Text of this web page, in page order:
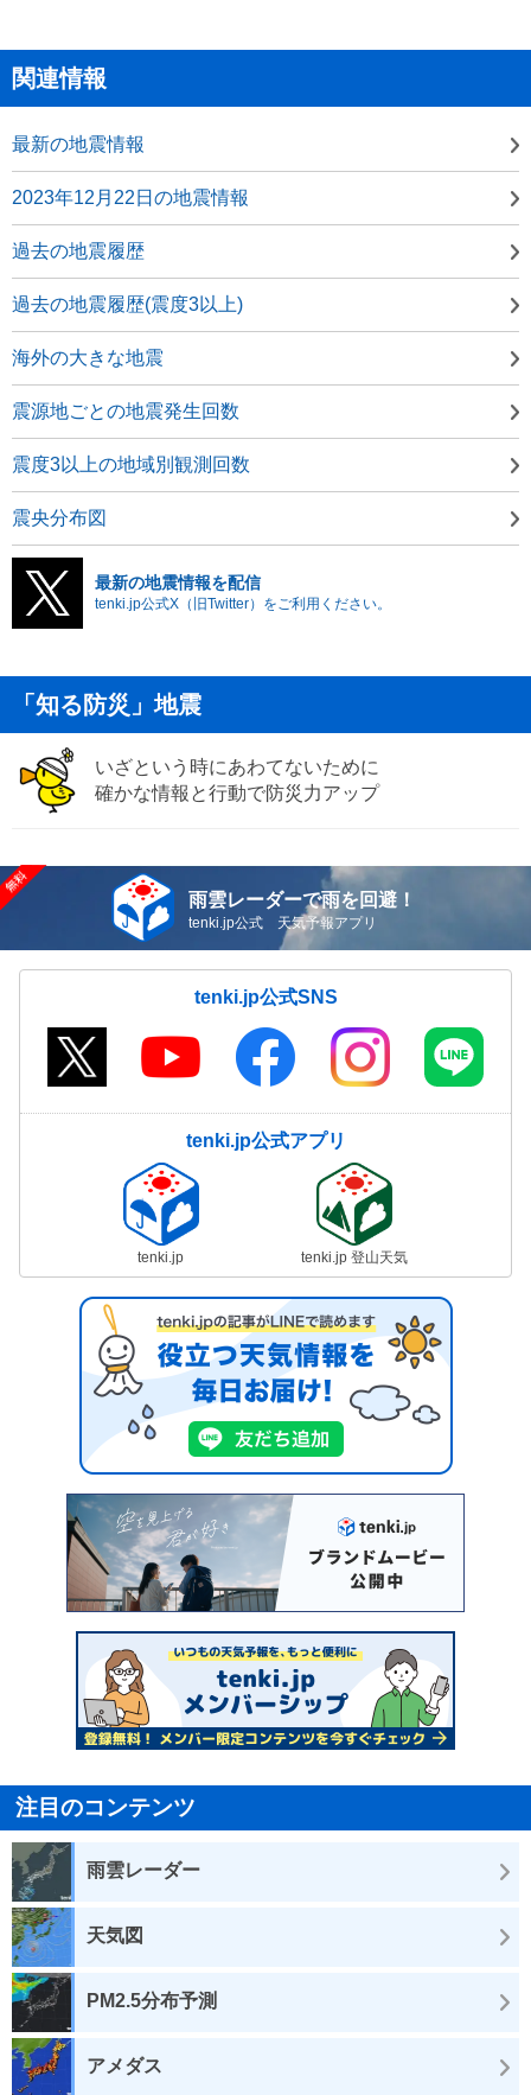
関連情報
最新の地震情報
2023年12月22日の地震情報
過去の地震履歴
過去の地震履歴(震度3以上)
海外の大きな地震
震源地ごとの地震発生回数
震度3以上の地域別観測回数
震央分布図
最新の地震情報を配信
tenki.jp公式X（旧Twitter）をご利用ください。
「知る防災」地震
いざという時にあわてないために
確かな情報と行動で防災力アップ
雨雲レーダーで雨を回避！
tenki.jp公式 天気予報アプリ
tenki.jp公式SNS
tenki.jp公式アプリ
tenki.jp tenki.jp 登山天気
注目のコンテンツ
雨雲レーダー
天気図
PM2.5分布予測
アメダス